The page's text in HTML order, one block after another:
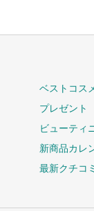
ベストコス
プレゼント
ビューティ
新商品カレ
最新クチコミ